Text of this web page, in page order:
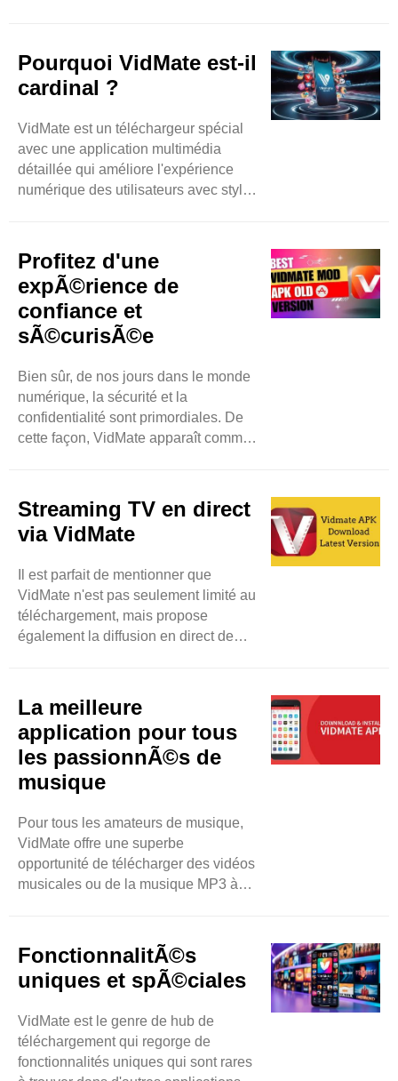
concurrents en moins de temps. Vous
pouvez vous attendre à des
téléchargements de musique et de
sites Web basés sur la vidéo tels
qu'Instagram, ..
Pourquoi VidMate est-il
cardinal ?
VidMate est un téléchargeur spécial
avec une application multimédia
détaillée qui améliore l'expérience
numérique des utilisateurs avec style.
spontanément et par lots pour faire
gagner du temps aux utilisateurs et
améliorer la productivité
supplémentaire. N'hésitez pas à ..
Profitez d'une
expÃ©rience de
confiance et
sÃ©curisÃ©e
Bien sûr, de nos jours dans le monde
numérique, la sécurité et la
confidentialité sont primordiales. De
cette façon, VidMate apparaît comme
musique et des vidéos. Comme
d'autres applications qui enfreignent
les données personnelles des
la confidentialité des utilisateurs avec
des mesures appropriées ..
Streaming TV en direct
via VidMate
Il est parfait de mentionner que
VidMate n'est pas seulement limité au
téléchargement, mais propose
également la diffusion en direct de
pourront regarder plus de 200
chaînes de télévision telles que Sony
TV, Zee TV et autres. Ainsi, les
utilisateurs ont une chance équitable
de profiter de leurs programmes
La meilleure
application pour tous
les passionnÃ©s de
musique
Pour tous les amateurs de musique,
VidMate offre une superbe
opportunité de télécharger des vidéos
musicales ou de la musique MP3 à
de votre morceau préféré facile et
fluide. Alors, n'hésitez pas à coller
l'URL sélectionnée et le lien de la
téléchargée en quelques secondes.
De plus, n'hésitez pas ..
FonctionnalitÃ©s
uniques et spÃ©ciales
VidMate est le genre de hub de
téléchargement qui regorge de
fonctionnalités uniques qui sont rares